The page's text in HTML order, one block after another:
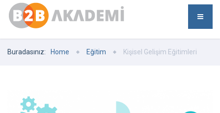
Buradasınız: Home Eğitim Kişisel Gelişim Eğitimleri